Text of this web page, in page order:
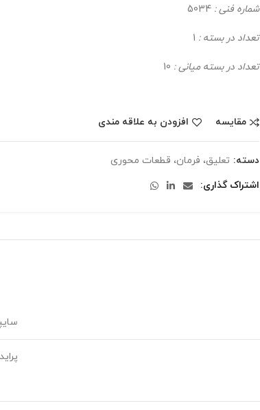
شماره فنی : 5034
تعداد در بسته :
تعداد در بسته میانی :
مقایسه افزودن به علاقه مندی
دسته: تعلیق، فرمان، قطعات محوری
اشتراک گذاری
پراید